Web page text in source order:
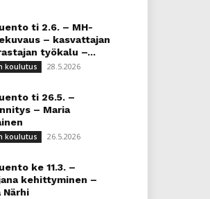
ti 2.6. – MH-
– kasvattajan
työkalu –...
koulutus 28.5.2026
ti 26.5. –
– Maria
koulutus 26.5.2026
ke 11.3. –
kehittyminen –
Närhi